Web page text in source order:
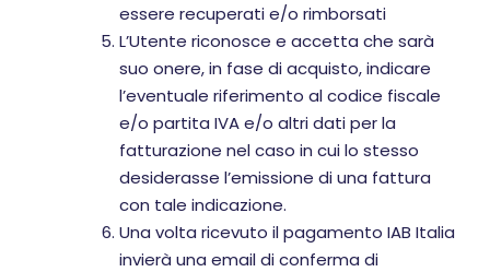
essere recuperati e/o rimborsati
L’Utente riconosce e accetta che sarà
suo onere, in fase di acquisto, indicare
l’eventuale riferimento al codice fiscale
e/o partita IVA e/o altri dati per la
fatturazione nel caso in cui lo stesso
desiderasse l’emissione di una fattura
con tale indicazione.
Una volta ricevuto il pagamento IAB Italia
invierà una email di conferma di